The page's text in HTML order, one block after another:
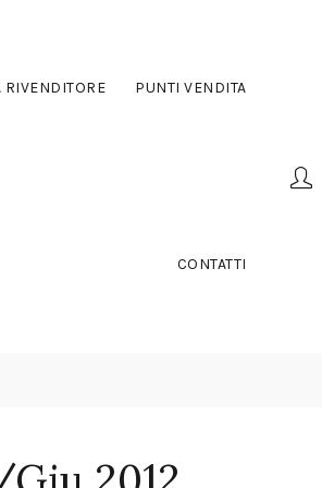
RIVENDITORE PUNTI VENDITA
CONTATTI